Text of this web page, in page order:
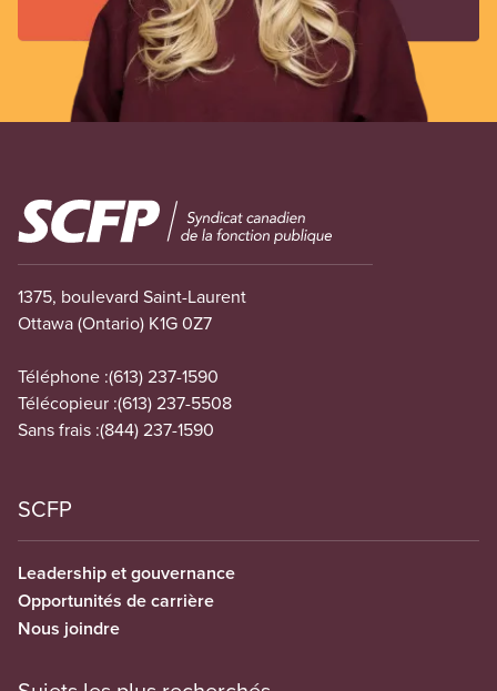
Image
1375, boulevard Saint-Laurent
Ottawa (Ontario) K1G 0Z7
Téléphone :(613) 237-1590
Télécopieur :(613) 237-5508
Sans frais :(844) 237-1590
SCFP
Leadership et gouvernance
Opportunités de carrière
Nous joindre